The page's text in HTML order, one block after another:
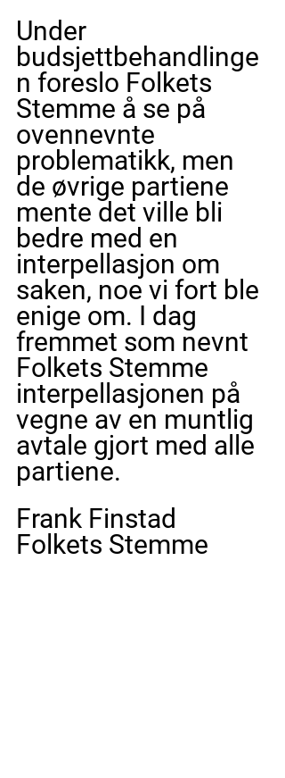
Under
budsjettbehandlinge
n foreslo Folkets
Stemme å se på
ovennevnte
problematikk, men
de øvrige partiene
mente det ville bli
bedre med en
interpellasjon om
saken, noe vi fort ble
enige om. I dag
fremmet som nevnt
Folkets Stemme
interpellasjonen på
vegne av en muntlig
avtale gjort med alle
partiene.
Frank Finstad
Folkets Stemme